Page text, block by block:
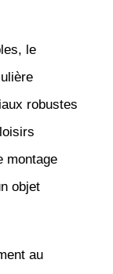
le
robustes
montage
objet
au